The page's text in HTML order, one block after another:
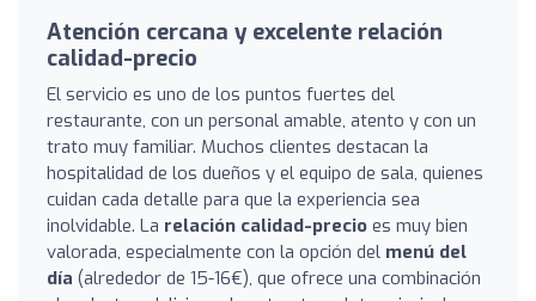
Atención cercana y excelente relación
calidad-precio
El servicio es uno de los puntos fuertes del
restaurante, con un personal amable, atento y con un
trato muy familiar. Muchos clientes destacan la
hospitalidad de los dueños y el equipo de sala, quienes
cuidan cada detalle para que la experiencia sea
inolvidable. La relación calidad-precio es muy bien
valorada, especialmente con la opción del menú del
día (alrededor de 15-16€), que ofrece una combinación